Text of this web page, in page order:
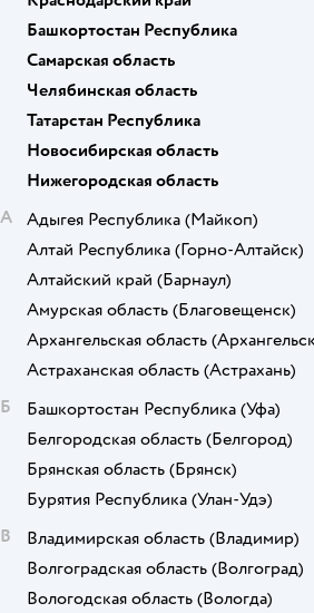
Башкортостан Республика
Самарская область
Челябинская область
Татарстан Республика
Новосибирская область
Нижегородская область
А
Адыгея Республика (Майкоп)
Алтай Республика (Горно-Алтайск)
Алтайский край (Барнаул)
Амурская область (Благовещенск)
Архангельская область
Астраханская область (Астрахань)
Б
Башкортостан Республика (Уфа)
Белгородская область (Белгород)
Брянская область (Брянск)
Бурятия Республика (Улан-Удэ)
В
Владимирская область (Владимир)
Волгоградская область (Волгоград)
Вологодская область (Вологда)